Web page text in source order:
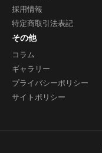
採用情報
特定商取引法表記
その他
コラム
ギャラリー
プライバシーポリシー
サイトポリシー